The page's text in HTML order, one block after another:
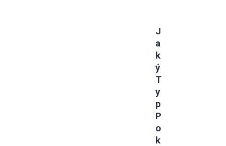
J
A
K
Ý
T
Y
P
P
O
K